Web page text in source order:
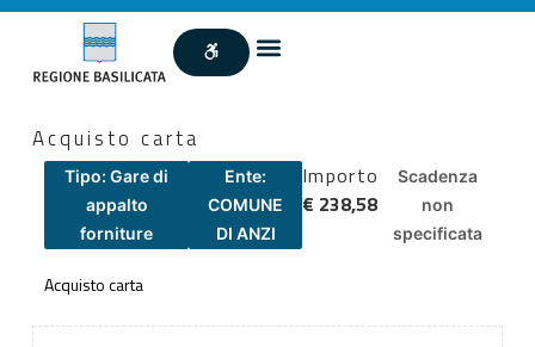
Acquisto carta
Tipo: Gare di
appalto
forniture
Ente:
COMUNE
DI ANZI
Importo
€ 238,58
Scadenza
non
specificata
Acquisto carta